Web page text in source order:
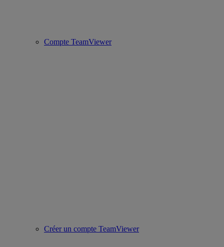
Compte TeamViewer
Créer un compte TeamViewer